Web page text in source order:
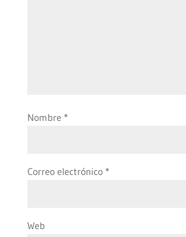
Nombre *
Correo electrónico *
Web